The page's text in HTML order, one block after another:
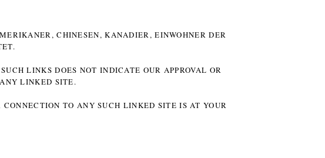
CHINESEN, KANADIER, EINWOHNER DER P
LINKS DOES NOT INDICATE OUR APPROVAL OR
LINKED SITE.
TO ANY SUCH LINKED SITE IS AT YOUR